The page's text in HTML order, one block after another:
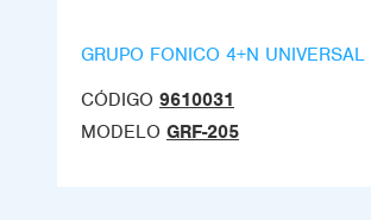
GRUPO FONICO 4+N UNIVERSAL
CÓDIGO 9610031
MODELO GRF-205